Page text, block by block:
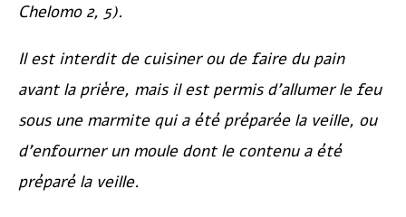
Chelomo2, 5).
Il est interdit de cuisiner ou de faire du pain
avant la prière, mais il est permis d’allumer le feu
sous une marmite qui a été préparée la veille, ou
d’enfourner un moule dont le contenu a été
préparé la veille.